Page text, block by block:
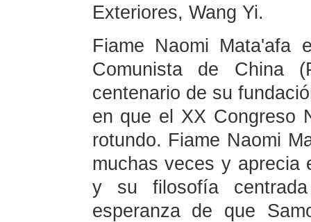
Exteriores, Wang Yi.
Fiame Naomi Mata'afa
Comunista de China
centenario de su
en que el XX Congreso
rotundo. Fiame Naomi
muchas veces y aprecia
y su filosofía
esperanza de que